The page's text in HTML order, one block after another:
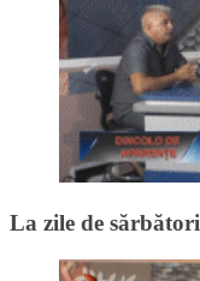
La zile de sărbători